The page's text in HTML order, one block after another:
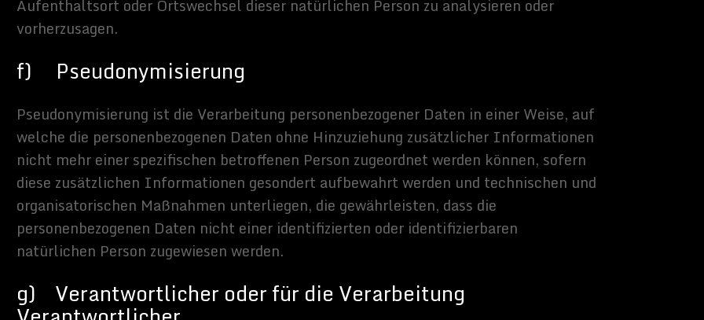
oder juristische Person, Behörde, Einrichtung oder andere
Person, dem Verantwortlichen, dem Auftragsverarbeiter
befugt sind, die personenbezogenen Daten zu
von der betroffenen Person freiwillig für den bestimmten Fall in
und unmissverständlich abgegebene Willensbekundung in Form
einer sonstigen eindeutigen bestätigenden Handlung, mit der die
zu verstehen gibt, dass sie mit der Verarbeitung der sie
Daten einverstanden ist.
des für die Verarbeitung